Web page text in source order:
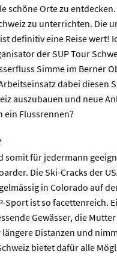
schöne Orte zu
zu unterrichten. Die
definitiv eine Reise wert!
der SUP Tour
Simme im Berner
dabei diesen
auszubauen und neue
ein Flussrennen?
für jedermann
Die Ski-Cracks der
in Colorado auf
ist so facettenreich.
Gewässer, die Mutter
Distanzen und
bietet dafür alle